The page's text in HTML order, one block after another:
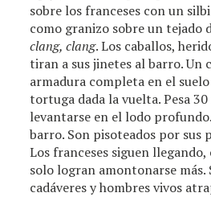
sobre los franceses con un
como granizo sobre un tejado
clang, clang. Los caballos,
tiran a sus jinetes al barro. Un
armadura completa en el
tortuga dada la vuelta. Pesa
levantarse en el lodo
barro. Son pisoteados por sus
Los franceses siguen
solo logran amontonarse más.
cadáveres y hombres vivos